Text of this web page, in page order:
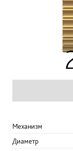
Механизм
Диаметр